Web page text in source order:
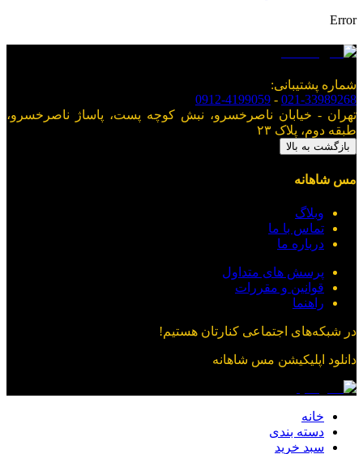
Error
شماره پشتیبانی:
021-33989268
-
0912-4199059
تهران - خیابان ناصرخسرو، نبش کوچه پست، پاساژ ناصرخسرو،
طبقه دوم، پلاک ۲۳
بازگشت به بالا
مس شاهانه
وبلاگ
تماس با ما
درباره ما
پرسش های متداول
قوانین و مقررات
راهنما
در شبکه‌های اجتماعی کنارتان هستیم!
دانلود اپلیکیشن مس شاهانه
خانه
دسته بندی
سبد خرید